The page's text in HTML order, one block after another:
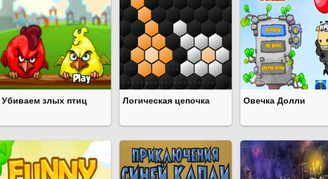
Убиваем злых птиц Логическая цепочка Овечка Долли